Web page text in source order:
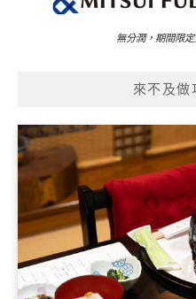
無分潤，期間限
來不及做